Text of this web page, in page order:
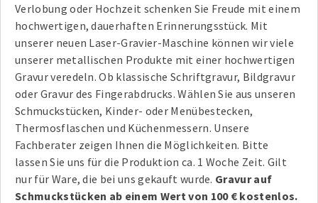
Verlobung oder Hochzeit schenken Sie Freude mit einem
hochwertigen, dauerhaften Erinnerungsstück. Mit
unserer neuen Laser-Gravier-Maschine können wir viele
unserer metallischen Produkte mit einer hochwertigen
Gravur veredeln. Ob klassische Schriftgravur, Bildgravur
oder Gravur des Fingerabdrucks. Wählen Sie aus unseren
Schmuckstücken, Kinder- oder Menübestecken,
Thermosflaschen und Küchenmessern. Unsere
Fachberater zeigen Ihnen die Möglichkeiten. Bitte
lassen Sie uns für die Produktion ca. 1 Woche Zeit. Gilt
nur für Ware, die bei uns gekauft wurde. Gravur auf
Schmuckstücken ab einem Wert von 100 € kostenlos.